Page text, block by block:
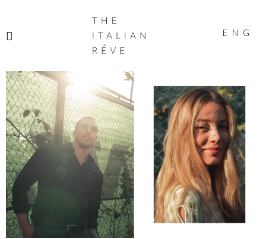
ITALIAN
RÊVE
ENG